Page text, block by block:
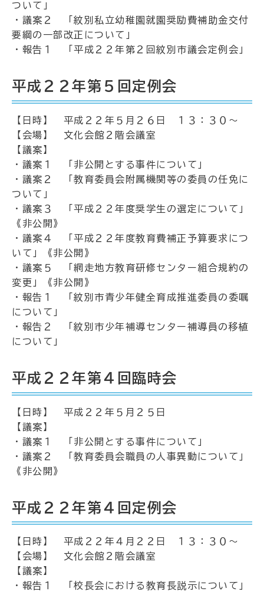
ついて」
・議案２ 「紋別私立幼稚園就園奨励費補助金交付
要綱の一部改正について」
・報告１ 「平成２２年第２回紋別市議会定例会」
平成２２年第５回定例会
【日時】 平成２２年５月２６日 １３：３０～
【会場】 文化会館２階会議室
【議案】
・議案１ 「非公開とする事件について」
・議案２ 「教育委員会附属機関等の委員の任免に
ついて」
・議案３ 「平成２２年度奨学生の選定について」
《非公開》
・議案４ 「平成２２年度教育費補正予算要求につ
いて」《非公開》
・議案５ 「網走地方教育研修センター組合規約の
変更」《非公開》
・報告１ 「紋別市青少年健全育成推進委員の委嘱
について」
・報告２ 「紋別市少年補導センター補導員の移植
について」
平成２２年第４回臨時会
【日時】 平成２２年５月２５日
【議案】
・議案１ 「非公開とする事件について」
・議案２ 「教育委員会職員の人事異動について」
《非公開》
平成２２年第４回定例会
【日時】 平成２２年４月２２日 １３：３０～
【会場】 文化会館２階会議室
【議案】
・報告１ 「校長会における教育長説示について」